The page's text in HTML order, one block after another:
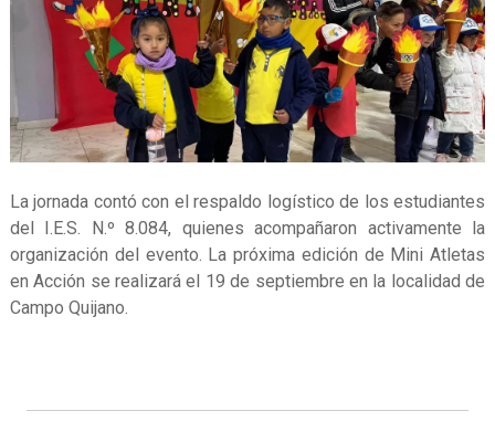
La jornada contó con el respaldo logístico de los estudiantes
del I.E.S. N.º 8.084, quienes acompañaron activamente la
organización del evento. La próxima edición de Mini Atletas
en Acción se realizará el 19 de septiembre en la localidad de
Campo Quijano.